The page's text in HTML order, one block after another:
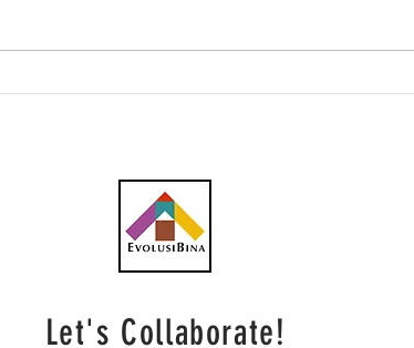
pembinaan 130 rumah
berkembar di Shah Alam
Let's Collaborate!